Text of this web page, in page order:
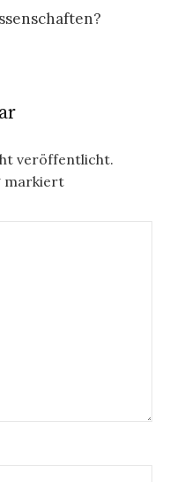
veröffentlicht.
markiert